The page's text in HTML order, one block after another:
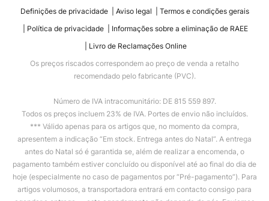
Definições de privacidade Aviso legal
Termos e condições gerais
Política de privacidade
Informações sobre a eliminação de RAEE
Livro de Reclamações Online
Os preços riscados correspondem ao preço de venda a retalho
recomendado pelo fabricante (PVC).
Número de IVA intracomunitário: DE 815 559 897.
Todos os preços incluem 23% de IVA. Portes de envio não incluídos.
*** Válido apenas para os artigos que, no momento da compra,
apresentem a indicação “Em stock. Entrega antes do Natal”. A entrega
antes do Natal só é garantida se, além de realizar a encomenda, o
pagamento também estiver concluído ou disponível até ao final do dia de
hoje (especialmente no caso de pagamentos por “Pré-pagamento”). Para
artigos volumosos, a transportadora entrará em contacto consigo para